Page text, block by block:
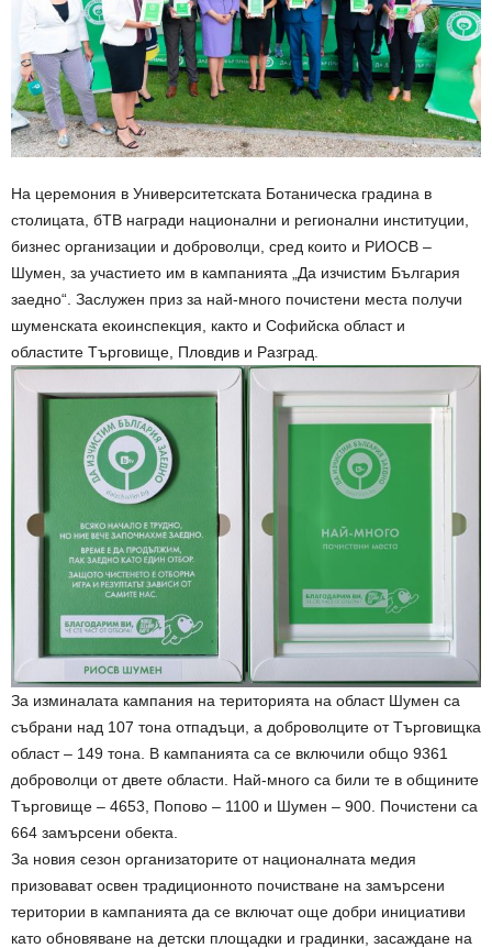
На церемония в Университетската Ботаническа градина в
столицата, бТВ награди национални и регионални институции,
бизнес организации и доброволци, сред които и РИОСВ –
Шумен, за участието им в кампанията „Да изчистим България
заедно“. Заслужен приз за най-много почистени места получи
шуменската екоинспекция, както и Софийска област и
областите Търговище, Пловдив и Разград.
За изминалата кампания на територията на област Шумен са
събрани над 107 тона отпадъци, а доброволците от Търговищка
област – 149 тона. В кампанията са се включили общо 9361
доброволци от двете области. Най-много са били те в общините
Търговище – 4653, Попово – 1100 и Шумен – 900. Почистени са
664 замърсени обекта.
За новия сезон организаторите от националната медия
призовават освен традиционното почистване на замърсени
територии в кампанията да се включат още добри инициативи
като обновяване на детски площадки и градинки, засаждане на